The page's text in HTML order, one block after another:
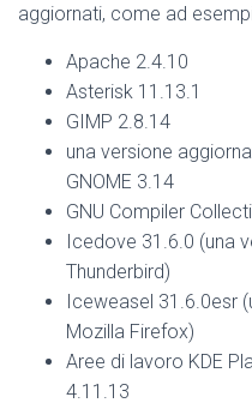
aggiornati, come ad
Apache 2.4.10
Asterisk 11.13.1
GIMP 2.8.14
una versione
GNOME 3.14
GNU Compiler
Icedove 31.6.0 (una
Thunderbird)
Iceweasel 31.6.0esr
Mozilla Firefox)
Aree di lavoro KDE
4.11.13